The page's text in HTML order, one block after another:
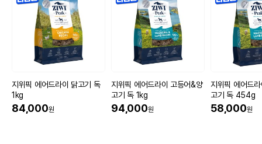
상품 필수 정보
품명 및 모델명
워프 와일드고트 동결건조 간식 (야생산양)
50g 모아보기
지위픽 에어드라이 닭고기 독
1kg
84,000원
지위픽 에어드라이 고등어&양
고기 독 1kg
94,000원
지위픽 에어드
고기 독 454g
58,000원